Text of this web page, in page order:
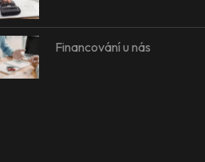
Financování u nás